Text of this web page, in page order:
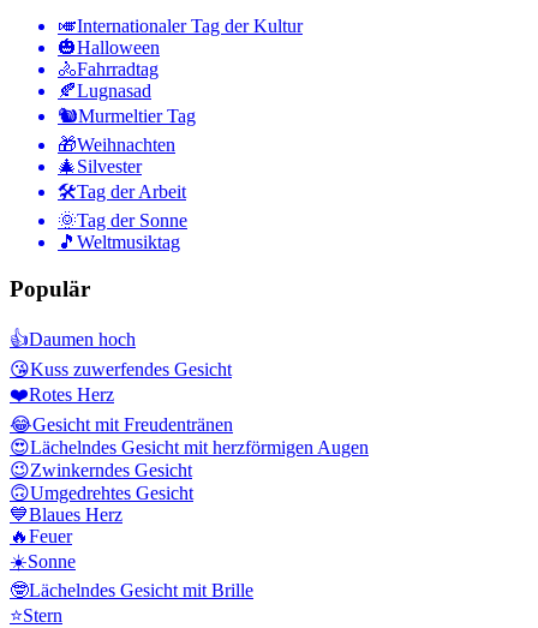
🎺Internationaler Tag der Kultur
🎃Halloween
🚴Fahrradtag
🍂Lugnasad
🐿Murmeltier Tag
🎁Weihnachten
🎄Silvester
🛠Tag der Arbeit
🌞Tag der Sonne
🎵 Weltmusiktag
Populär
👍Daumen hoch
😘Kuss zuwerfendes Gesicht
❤️Rotes Herz
😂Gesicht mit Freudentränen
😍Lächelndes Gesicht mit herzförmigen Augen
😉Zwinkerndes Gesicht
🙃Umgedrehtes Gesicht
💙Blaues Herz
🔥Feuer
☀️Sonne
🤓Lächelndes Gesicht mit Brille
⭐Stern